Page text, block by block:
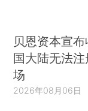
贝恩资本宣
国大陆无法
场
2026年08月06日